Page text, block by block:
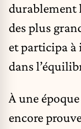
durablement
des plus
et participa à
dans
À une
encore